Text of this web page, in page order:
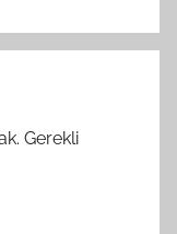
Gerekli